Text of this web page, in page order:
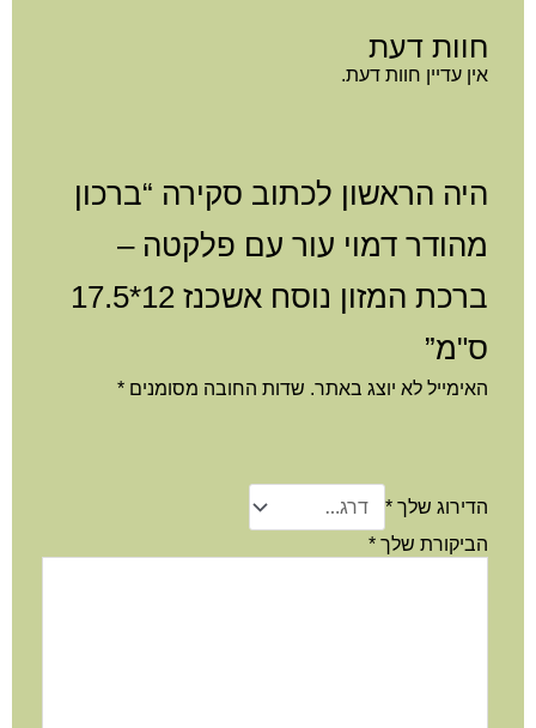
חוות דעת
אין עדיין חוות דעת.
היה הראשון לכתוב סקירה “ברכון
מהודר דמוי עור עם פלקטה –
ברכת המזון נוסח אשכנז 12*17.5
ס"מ”
האימייל לא יוצג באתר. שדות החובה מסומנים *
הדירוג שלך *
הביקורת שלך *